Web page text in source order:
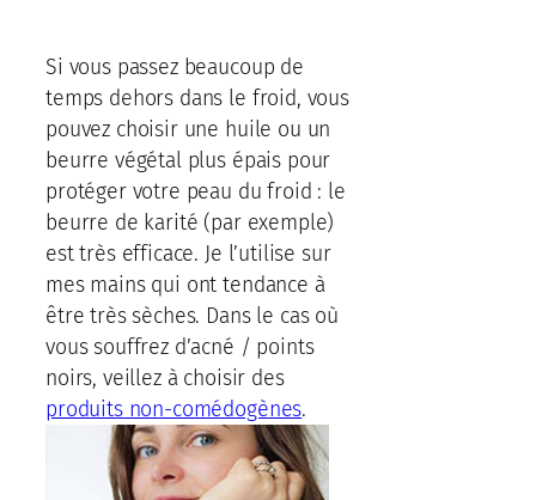
Si vous passez beaucoup de
temps dehors dans le froid, vous
pouvez choisir une huile ou un
beurre végétal plus épais pour
protéger votre peau du froid : le
beurre de karité (par exemple)
est très efficace. Je l’utilise sur
mes mains qui ont tendance à
être très sèches. Dans le cas où
vous souffrez d’acné / points
noirs, veillez à choisir des
produits non-comédogènes.